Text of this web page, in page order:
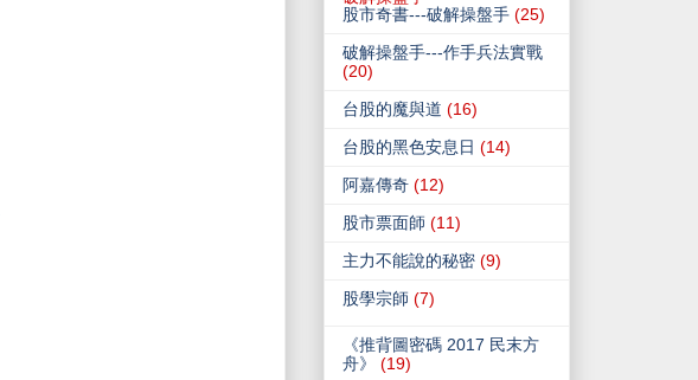
股市奇書---破解操盤手 (25)
破解操盤手---作手兵法實戰
(20)
台股的魔與道 (16)
台股的黑色安息日 (14)
阿嘉傳奇 (12)
股市票面師 (11)
主力不能說的秘密 (9)
股學宗師 (7)
《推背圖密碼 2017 民末方
舟》
(19)